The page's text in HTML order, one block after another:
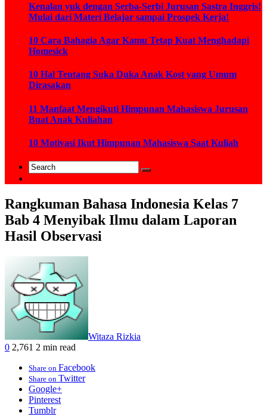
Kenalan yuk dengan Serba-Serbi Jurusan Sastra Inggris!
Mulai dari Materi Belajar sampai Prospek Kerja!
10 Cara Bahagia Agar Kamu Tetap Kuat Menghadapi
Homesick
10 Hal Tentang Suka Duka Anak Kost yang Umum
Dirasakan
11 Manfaat Mengikuti Himpunan Mahasiswa Jurusan
Buat Anak Kuliahan
10 Motivasi Ikut Himpunan Mahasiswa Saat Kuliah
Rangkuman Bahasa Indonesia Kelas 7
Bab 4 Menyibak Ilmu dalam Laporan
Hasil Observasi
Witaza Rizkia
0 2,761 2 min read
Share on Facebook
Share on Twitter
Google+
Pinterest
Tumblr